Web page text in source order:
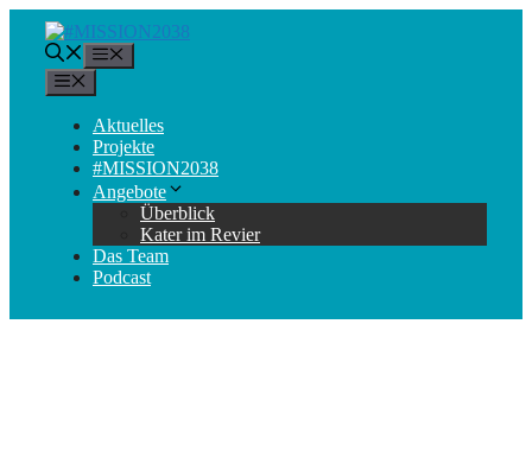
Inhalt
springen
Aktuelles
Projekte
#MISSION2038
Angebote
Überblick
Kater im Revier
Das Team
Podcast